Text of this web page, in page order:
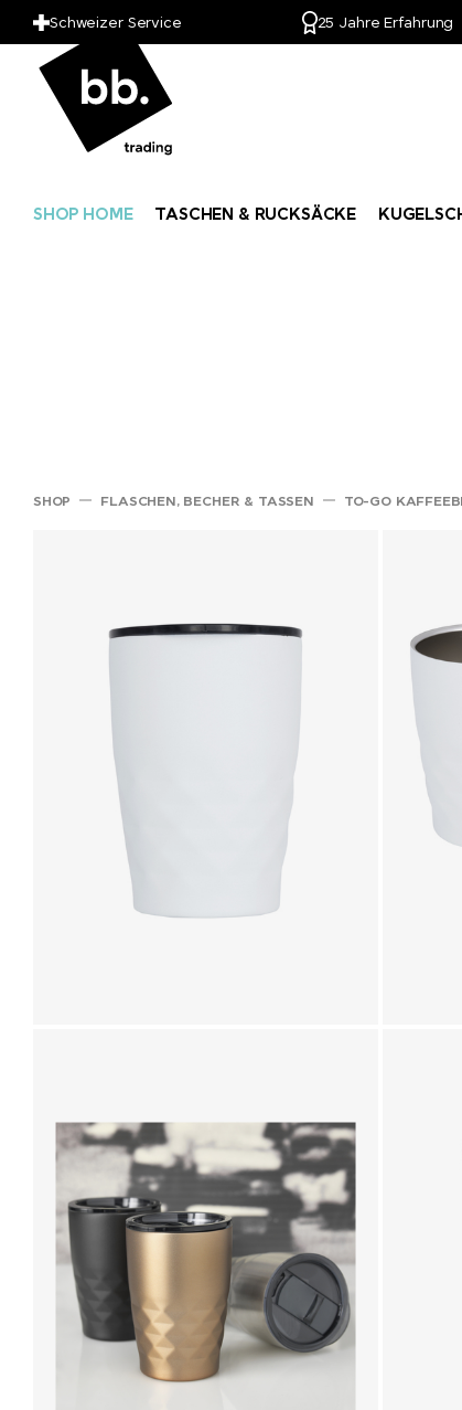
Schweizer Service 25 Jahre Erfahrung
SHOP HOME TASCHEN & RUCKSÄCKE
SHOP FLASCHEN, BECHER & TASSEN TO-GO